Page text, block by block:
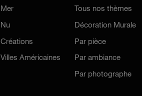
Mer
Nu
Créations
Villes Américaines
Tous nos thèmes
Décoration Murale
Par pièce
Par ambiance
Par photographe